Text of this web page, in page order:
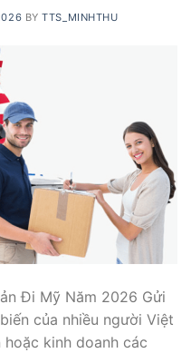
BYTTS_MINHTHU
Đi Mỹ Năm 2026 Gửi
của nhiều người Việt
kinh doanh các